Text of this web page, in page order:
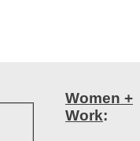
Women +
Work: